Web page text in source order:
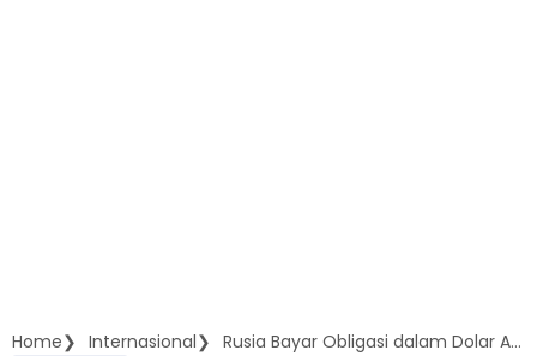
Home Internasional Rusia Bayar Obligasi dalam Dolar AS untuk Hindari Default